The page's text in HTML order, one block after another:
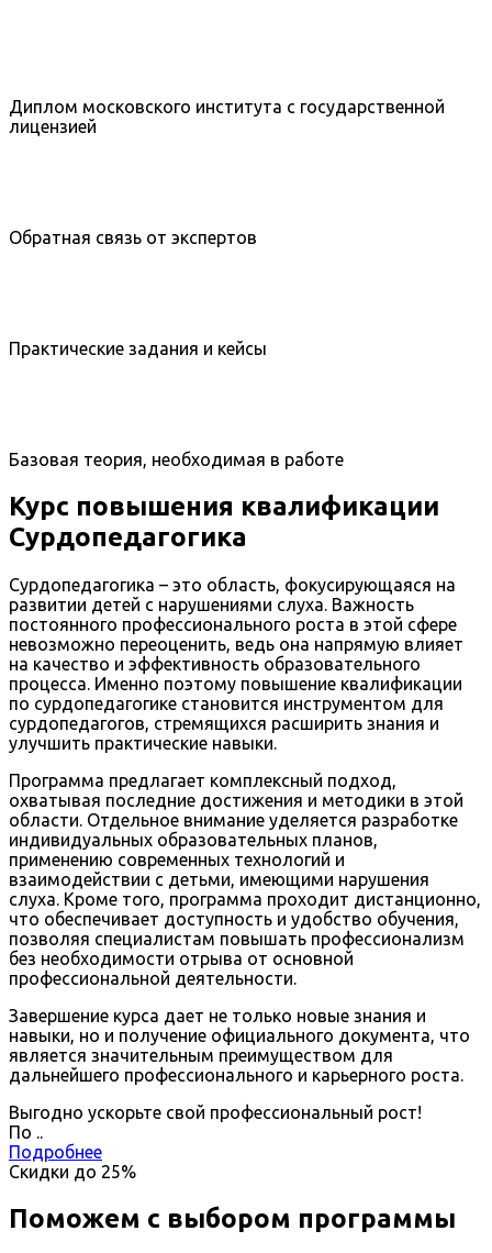
Диплом московского института с государственной
лицензией
Обратная связь от экспертов
Практические задания и кейсы
Базовая теория, необходимая в работе
Курс повышения квалификации
Сурдопедагогика
Сурдопедагогика – это область, фокусирующаяся на
развитии детей с нарушениями слуха. Важность
постоянного профессионального роста в этой сфере
невозможно переоценить, ведь она напрямую влияет
на качество и эффективность образовательного
процесса. Именно поэтому повышение квалификации
по сурдопедагогике становится инструментом для
сурдопедагогов, стремящихся расширить знания и
улучшить практические навыки.
Программа предлагает комплексный подход,
охватывая последние достижения и методики в этой
области. Отдельное внимание уделяется разработке
индивидуальных образовательных планов,
применению современных технологий и
взаимодействии с детьми, имеющими нарушения
слуха. Кроме того, программа проходит дистанционно,
что обеспечивает доступность и удобство обучения,
позволяя специалистам повышать профессионализм
без необходимости отрыва от основной
профессиональной деятельности.
Завершение курса дает не только новые знания и
навыки, но и получение официального документа, что
является значительным преимуществом для
дальнейшего профессионального и карьерного роста.
Выгодно ускорьте свой профессиональный рост!
По ..
Подробнее
Скидки до 25%
Поможем с выбором программы